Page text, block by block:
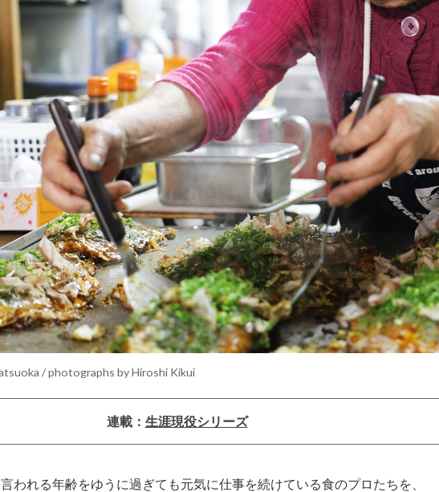
/ photographs by Hiroshi Kikui
連載： 生涯現役シリーズ
われる年齢をゆうに過ぎても元気に仕事を続けている食のプロたちを、